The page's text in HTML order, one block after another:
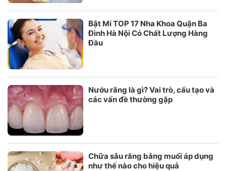
Bật Mí TOP 17 Nha Khoa Quận Ba
Đình Hà Nội Có Chất Lượng Hàng
Đầu
Nướu răng là gì? Vai trò, cấu tạo và
các vấn đề thường gặp
Chữa sâu răng bằng muối áp dụng
như thế nào cho hiệu quả